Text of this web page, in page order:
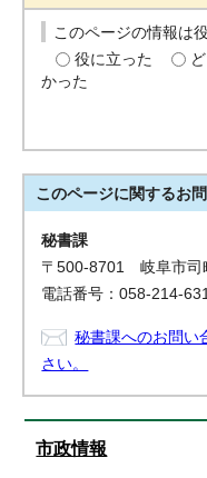
このページの情報は
役に立った
かった
このページに関するお
秘書課
〒500-8701 岐阜市
電話番号：058-214-
秘書課へのお問い
さい。
市政情報